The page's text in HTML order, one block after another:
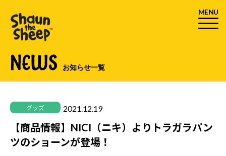
MENU
NEWS お知らせ一覧
グッズ 2021.12.19
【商品情報】NICI（ニキ）よりトラガラパン
ツのショーンが登場！